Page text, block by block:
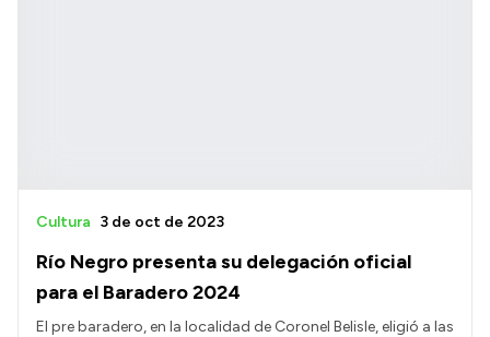
Río Negro presenta su delegación oficial
para el Baradero 2024
Cultura 3 de oct de 2023
El pre baradero, en la localidad de Coronel Belisle, eligió a las